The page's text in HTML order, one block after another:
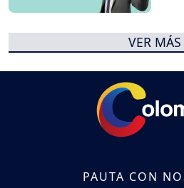
VER
PAUTA CON